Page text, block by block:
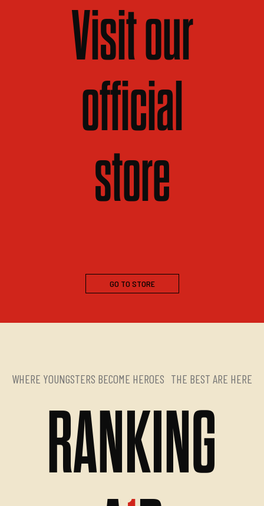
Visit our
official
store
GO TO STORE
WHERE YOUNGSTERS BECOME HEROES THE BEST ARE HERE
RANKING